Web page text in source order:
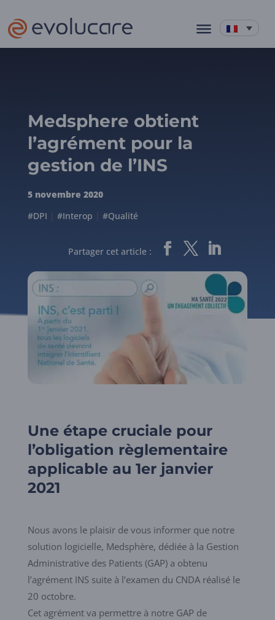
Medsphere obtient
l’agrément pour la
gestion de l’INS
5 novembre 2020
#DPI
#Interop #Qualité
Partager cet article :
Une étape cruciale pour
l’obligation règlementaire
applicable au 1er janvier
2021
Nous avons le plaisir de vous informer que notre
solution logicielle, Medsphère, dédiée à la Gestion
Administrative des Patients (GAP) a obtenu
l’agrément INS suite à l’examen du CNDA réalisé le
20 octobre.
Cet agrément va permettre à notre GAP de